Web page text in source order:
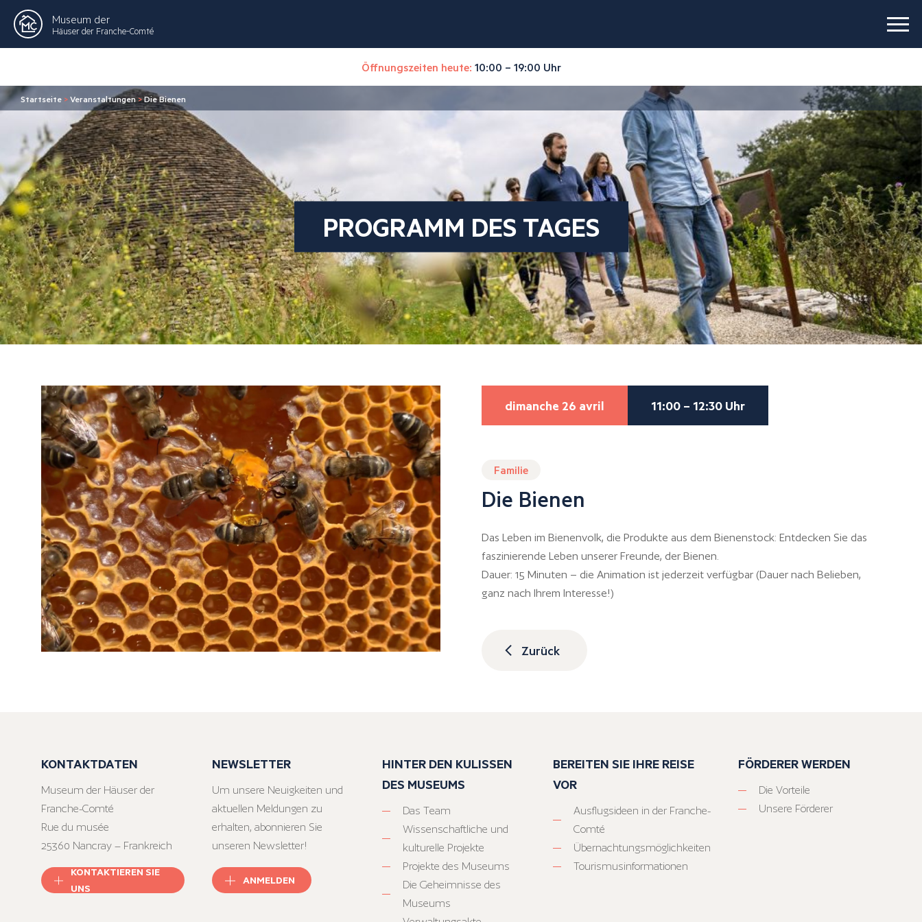
Museum der
Häuser der Franche-Comté
Öffnungszeiten heute: 10:00 – 19:00 Uhr
Startseite >Veranstaltungen>Die Bienen
PROGRAMM DES TAGES
dimanche 26 avril 11:00 – 12:30 Uhr
Familie
Die Bienen
Das Leben im Bienenvolk, die Produkte aus dem Bienenstock: Entdecken Sie das
faszinierende Leben unserer Freunde, der Bienen.
Dauer: 15 Minuten – die Animation ist jederzeit verfügbar (Dauer nach Belieben,
ganz nach Ihrem Interesse!)
Zurück
KONTAKTDATEN
Museum der Häuser der
Franche-Comté
Rue du musée
25360 Nancray – Frankreich
KONTAKTIEREN SIE
UNS
NEWSLETTER
Um unsere Neuigkeiten und
aktuellen Meldungen zu
erhalten, abonnieren Sie
unseren Newsletter!
ANMELDEN
HINTER DEN KULISSEN
DES MUSEUMS
Das Team
Wissenschaftliche und
kulturelle Projekte
Projekte des Museums
Die Geheimnisse des
Museums
BEREITEN SIE IHRE REISE
VOR
Ausflugsideen in der Franche-
Comté
Übernachtungsmöglichkeiten
Tourismusinformationen
FÖRDERER WERDEN
Die Vorteile
Unsere Förderer